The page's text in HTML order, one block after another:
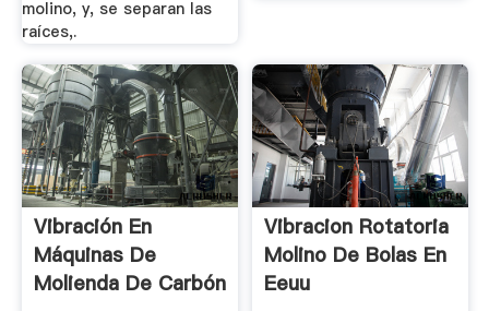
molino, y, se separan las
raíces,.
Vibración En
Máquinas De
Molienda De Carbón
Vibracion Rotatoria
Molino De Bolas En
Eeuu